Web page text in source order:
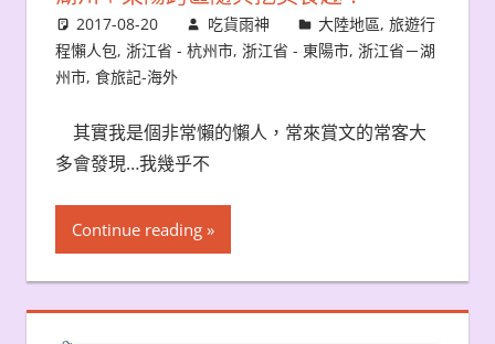
2017-08-20 吃貨雨神 大陸地區,旅遊行
程懶人包, 浙江省 - 杭州市, 浙江省 - 東陽市, 浙江省－湖
州市, 食旅記-海外
其實我是個非常懶的懶人，常來賞文的常客大
多會發現…我幾乎不
Continue reading